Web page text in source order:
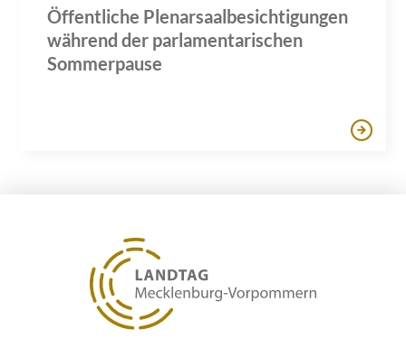
Öffentliche Plenarsaalbesichtigungen
während der parlamentarischen
Sommerpause